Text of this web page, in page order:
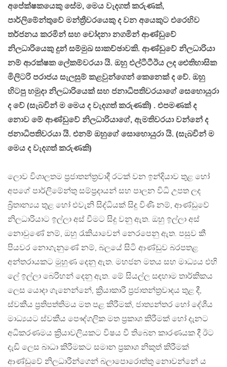
අපේක්ෂකයෙකු සේම, මෙය වැදගත් කරුණක්,
පාර්ලිමේන්තුවේ මන්ත්‍රීවරයෙකු ද වන අයෙකුට එරෙහිව
තර්ජනය කරමින් සහ චෝදනා නගමින් ආණ්ඩුවේ
නිලධාරියෙකු දුන් සම්මුඛ සාකච්ඡාවකි. ආණ්ඩුවේ නිලධාරියා
නම් ආරක්ෂක ලේකම්වරයා යි. ඔහු එල්ටීටීඊය ලද ඓතිහාසික
මිලිටරි පරාජය සැලසුම් කළවුන්ගෙන් කෙනෙක් ද වේ. ඔහු
හිටපු හමුදා නිලධාරියෙක් සහ ජනාධිපතිවරයාගේ සෙහොයුරා
ද වේ (සැබවින් ම මෙය ද වැදගත් කරුණකි) . එපමණක් ද
නොව මේ ආණ්ඩුවේ නිලධාරියාගේ, ඇමතිවරයා වන්නේ ද
ජනාධිපතිවරයා යි. එනම් ඔහුගේ සොහොයුරා යි. (සැබවින් ම
මෙය ද වැදගත් කරුණකි)
ලොව විශාලතම ප්‍රජාතන්ත්‍රවාදී රටක් වන ඉන්දියාව තුළ හෝ
අපගේ පාර්ලිමේන්තු සම්ප්‍රදායන් සහ පාලන විධි උපත ලද
බ්‍රිතාන්‍යය තුළ හෝ එවැනි සිද්ධියක් සිදු විණි නම්, ආණ්ඩුවේ
නිලධාරියාට ඉල්ලා අස් වීමට සිදු වනු ඇත. ඔහු ඉල්ලා අස්
නොවුණේ නම්, ඔහු රැකියාවෙන් නෙරපෙනු ඇත. පසුව කී
පියවර නොගැනුණේ නම්, බලයේ සිටි ආණ්ඩුව බරපතළ
අන්තරායකට මුහුණ දෙනු ඇත. මහජන මතය සහ මාධ්‍යය එහි
ලේ ඉල්ලා බෙරිහන් දෙනු ඇත. මේ සියල්ල සඳහාම තාර්කිකය
ලෙස යොදා ගැනෙන්නේ, ක්‍රියාකාරී ප්‍රජාතන්ත්‍රවාදය තුළ දී,
ස්වකීය ප්‍රතිපත්තිමය මත පළ කිරීමක්, ජාත්‍යන්තර හෝ දේශීය
මාධ්‍යයට ස්වකීය පෞද්ගලික මත ප්‍රකාශ කිරීමක් හෝ දැනට
අධිකරණමය ක්‍රියාවලියකට විෂය වී තිබෙන කාරණයක දී ඊට
දැඩි ලෙස බාධා කිරීමකට සමාන ප්‍රකාශ නිකුත් කිරීමක්
ආණ්ඩුවේ නිලධාරීන්ගෙන් බලාපොරොත්තු නොවන්නේ ය